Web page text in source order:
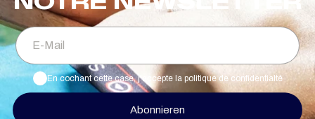
E-Mail
En cochant cette case, j'accepte la politique de confidentialté
Abonnieren